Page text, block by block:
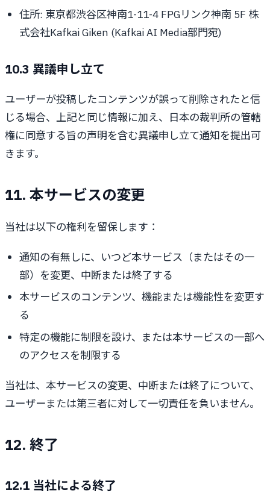
住所: 東京都渋谷区神南1-11-4 FPGリンク神南 5F 株
式会社Kafkai Giken (Kafkai AI Media部門宛)
10.3 異議申し立て
ユーザーが投稿したコンテンツが誤って削除されたと信
じる場合、上記と同じ情報に加え、日本の裁判所の管轄
権に同意する旨の声明を含む異議申し立て通知を提出可
きます。
11. 本サービスの変更
当社は以下の権利を留保します：
通知の有無しに、いつど本サービス（またはその一
部）を変更、中断または終了する
本サービスのコンテンツ、機能または機能性を変更す
る
特定の機能に制限を設け、または本サービスの一部へ
のアクセスを制限する
当社は、本サービスの変更、中断または終了について、
ユーザーまたは第三者に対して一切責任を負いません。
12. 終了
12.1 当社による終了